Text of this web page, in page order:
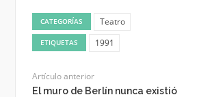
CATEGORÍAS Teatro
ETIQUETAS 1991
Artículo anterior
El muro de Berlín nunca existió